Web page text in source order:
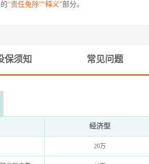
“责任免除”“释义”部分。
保须知 常见问题
经济型
20万